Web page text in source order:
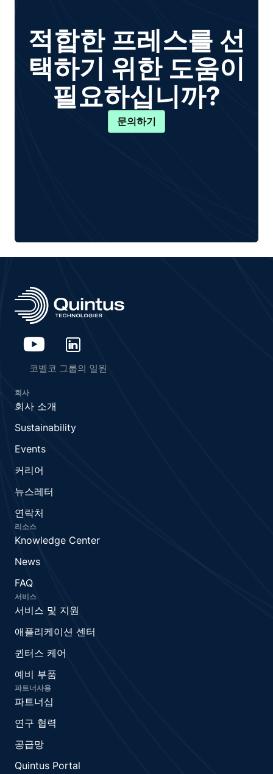
적합한 프레스를 선
택하기 위한 도움이
필요하십니까?
문의하기
코벨코 그룹의 일원
회사
회사 소개
Sustainability
Events
커리어
뉴스레터
연락처
리소스
Knowledge Center
News
FAQ
서비스
서비스 및 지원
애플리케이션 센터
퀸터스 케어
예비 부품
파트너사용
파트너십
연구 협력
공급망
Quintus Portal